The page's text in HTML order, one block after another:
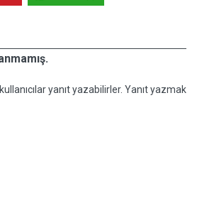
yanıt yazabilirler. Yanıt yazmak